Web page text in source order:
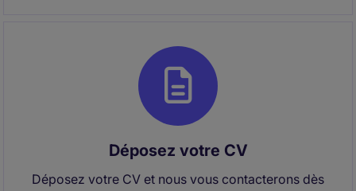
Déposez votre CV
Déposez votre CV et nous vous contacterons dès